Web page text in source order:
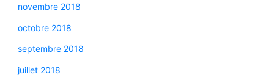
novembre 2018
octobre 2018
septembre 2018
juillet 2018